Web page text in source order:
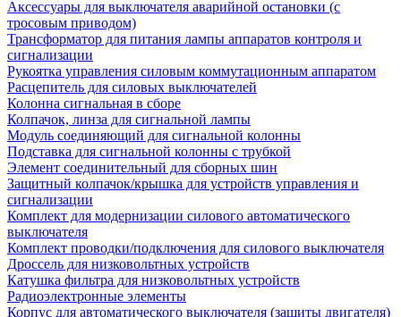
Аксессуары для выключателя аварийной остановки (с
тросовым приводом)
Трансформатор для питания лампы аппаратов контроля и
сигнализации
Рукоятка управления силовым коммутационным аппаратом
Расцепитель для силовых выключателей
Колонна сигнальная в сборе
Колпачок, линза для сигнальной лампы
Модуль соединяющий для сигнальной колонны
Подставка для сигнальной колонны с трубкой
Элемент соединительный для сборных шин
Защитный колпачок/крышка для устройств управления и
сигнализации
Комплект для модернизации силового автоматического
выключателя
Комплект проводки/подключения для силового выключателя
Дроссель для низковольтных устройств
Катушка фильтра для низковольтных устройств
Радиоэлектронные элементы
Корпус для автоматического выключателя (защиты двигателя)